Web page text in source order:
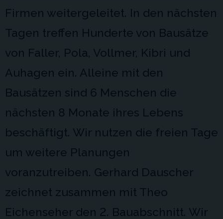
Firmen weitergeleitet. In den nächsten
Tagen treffen Hunderte von Bausätze
von Faller, Pola, Vollmer, Kibri und
Auhagen ein. Alleine mit den
Bausätzen sind 6 Menschen die
nächsten 8 Monate ihres Lebens
beschäftigt. Wir nutzen die freien Tage
um weitere Planungen
voranzutreiben. Gerhard Dauscher
zeichnet zusammen mit Theo
Eichenseher den 2. Bauabschnitt. Wir